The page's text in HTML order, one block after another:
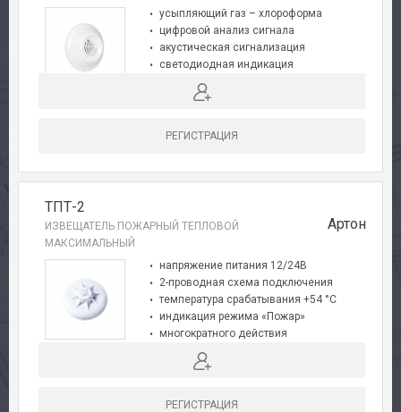
усыпляющий газ – хлороформа
цифровой анализ сигнала
акустическая сигнализация
светодиодная индикация
полная автодиагностика
функция предтревоги
РЕГИСТРАЦИЯ
ТПТ-2
ИЗВЕЩАТЕЛЬ ПОЖАРНЫЙ ТЕПЛОВОЙ
МАКСИМАЛЬНЫЙ
Артон
напряжение питания 12/24В
2-проводная схема подключения
температура срабатывания +54 °C
индикация режима «Пожар»
многократного действия
малогабаритный
соответствует требованиям EN-54
РЕГИСТРАЦИЯ